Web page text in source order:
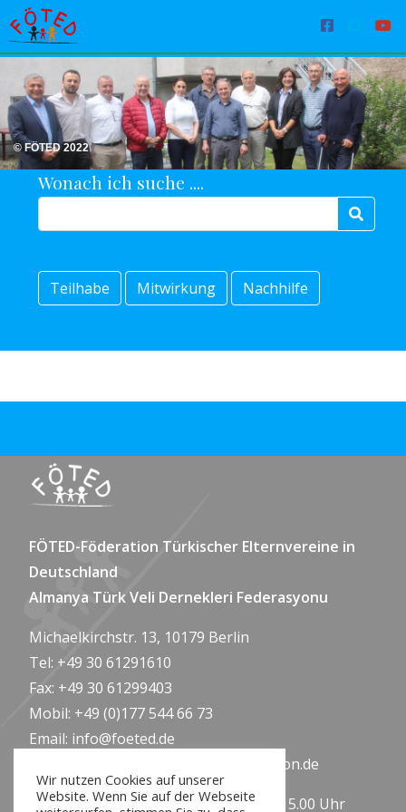
© FÖTED 2022
Wonach ich suche ....
Teilhabe Mitwirkung Nachhilfe
FÖTED-Föderation Türkischer Elternvereine in
Deutschland
Almanya Türk Veli Dernekleri Federasyonu
Michaelkirchstr. 13, 10179 Berlin
Tel: +49 30 61291610
Fax: +49 30 61299403
Mobil: +49 (0)177 544 66 73
Email: info@foeted.de
www.tuerkische-elternfoederation.de
Sprechzeiten: Montag-Freitag, 09.00-15.00 Uhr
Wir nutzen Cookies auf unserer
Website. Wenn Sie auf der Webseite